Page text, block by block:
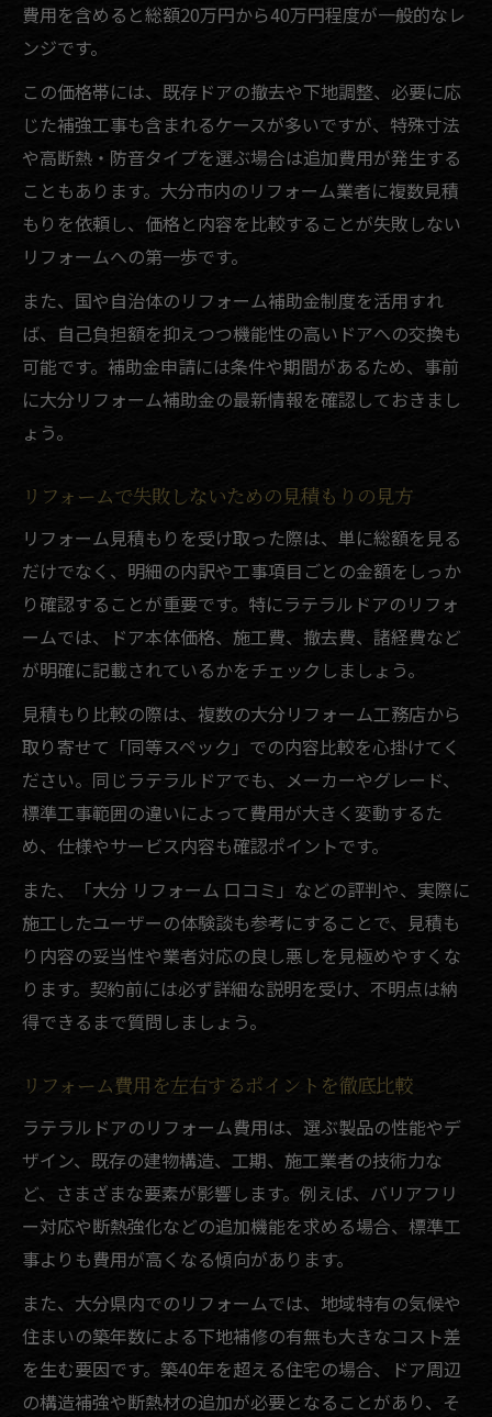
費用を含めると総額20万円から40万円程度が一般的なレ
ンジです。
この価格帯には、既存ドアの撤去や下地調整、必要に応
じた補強工事も含まれるケースが多いですが、特殊寸法
や高断熱・防音タイプを選ぶ場合は追加費用が発生する
こともあります。大分市内のリフォーム業者に複数見積
もりを依頼し、価格と内容を比較することが失敗しない
リフォームへの第一歩です。
また、国や自治体のリフォーム補助金制度を活用すれ
ば、自己負担額を抑えつつ機能性の高いドアへの交換も
可能です。補助金申請には条件や期間があるため、事前
に大分リフォーム補助金の最新情報を確認しておきまし
ょう。
リフォームで失敗しないための見積もりの見方
リフォーム見積もりを受け取った際は、単に総額を見る
だけでなく、明細の内訳や工事項目ごとの金額をしっか
り確認することが重要です。特にラテラルドアのリフォ
ームでは、ドア本体価格、施工費、撤去費、諸経費など
が明確に記載されているかをチェックしましょう。
見積もり比較の際は、複数の大分リフォーム工務店から
取り寄せて「同等スペック」での内容比較を心掛けてく
ださい。同じラテラルドアでも、メーカーやグレード、
標準工事範囲の違いによって費用が大きく変動するた
め、仕様やサービス内容も確認ポイントです。
また、「大分 リフォーム 口コミ」などの評判や、実際に
施工したユーザーの体験談も参考にすることで、見積も
り内容の妥当性や業者対応の良し悪しを見極めやすくな
ります。契約前には必ず詳細な説明を受け、不明点は納
得できるまで質問しましょう。
リフォーム費用を左右するポイントを徹底比較
ラテラルドアのリフォーム費用は、選ぶ製品の性能やデ
ザイン、既存の建物構造、工期、施工業者の技術力な
ど、さまざまな要素が影響します。例えば、バリアフリ
ー対応や断熱強化などの追加機能を求める場合、標準工
事よりも費用が高くなる傾向があります。
また、大分県内でのリフォームでは、地域特有の気候や
住まいの築年数による下地補修の有無も大きなコスト差
を生む要因です。築40年を超える住宅の場合、ドア周辺
の構造補強や断熱材の追加が必要となることがあり、そ